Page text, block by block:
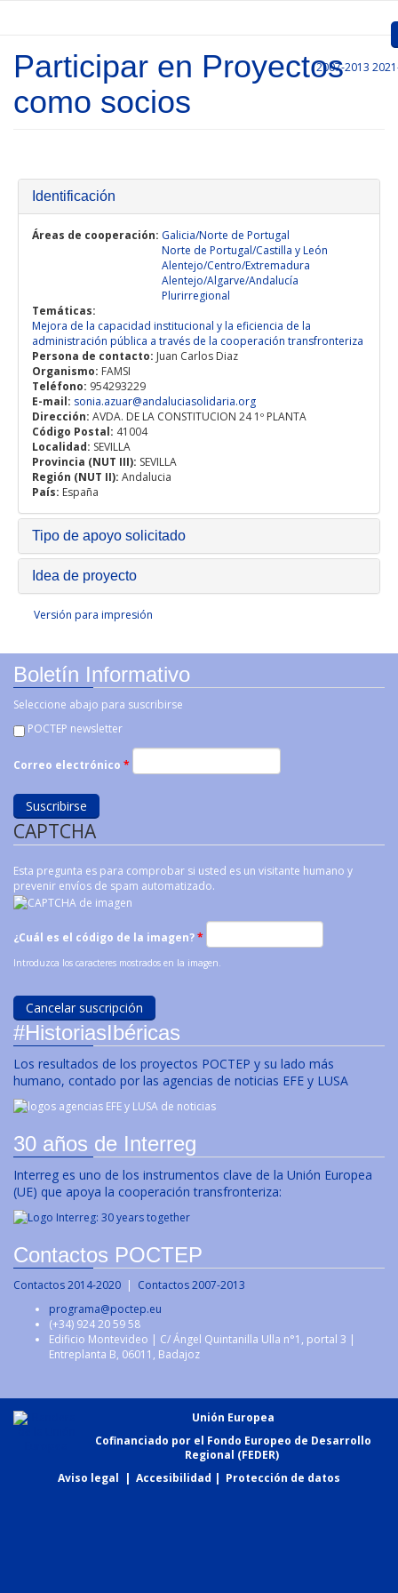
Proyectos Aprobados
Comunicación
Gestión de Proyectos
Enlaces
2007-2013
Participar en Proyectos
como socios
Identificación
Áreas de cooperación: Galicia/Norte de Portugal
Norte de Portugal/Castilla y León
Alentejo/Centro/Extremadura
Alentejo/Algarve/Andalucía
Plurirregional
Temáticas:
Mejora de la capacidad institucional y la eficiencia de la
administración pública a través de la cooperación transfronteriza
Persona de contacto: Juan Carlos Diaz
Organismo: FAMSI
Teléfono: 954293229
E-mail: sonia.azuar@andaluciasolidaria.org
Dirección: AVDA. DE LA CONSTITUCION 24 1º PLANTA
Código Postal: 41004
Localidad: SEVILLA
Provincia (NUT III): SEVILLA
Región (NUT II): Andalucia
País: España
Tipo de apoyo solicitado
Idea de proyecto
Versión para impresión
Boletín Informativo
Seleccione abajo para suscribirse
POCTEP newsletter
Correo electrónico *
CAPTCHA
Esta pregunta es para comprobar si usted es un visitante humano y
prevenir envíos de spam automatizado.
¿Cuál es el código de la imagen?*
Introduzca los caracteres mostrados en la imagen.
#HistoriasIbéricas
Los resultados de los proyectos POCTEP y su lado más
humano, contado por las agencias de noticias EFE y LUSA
30 años de Interreg
Interreg es uno de los instrumentos clave de la Unión Europea
(UE) que apoya la cooperación transfronteriza:
Contactos POCTEP
Contactos 2014-2020 | Contactos 2007-2013
programa@poctep.eu
(+34) 924 20 59 58
Edificio Montevideo | C/ Ángel Quintanilla Ulla n°1, portal 3 |
Entreplanta B, 06011, Badajoz
Unión Europea
Cofinanciado por el Fondo Europeo de Desarrollo
Regional (FEDER)
Aviso legal | Accesibilidad | Protección de datos